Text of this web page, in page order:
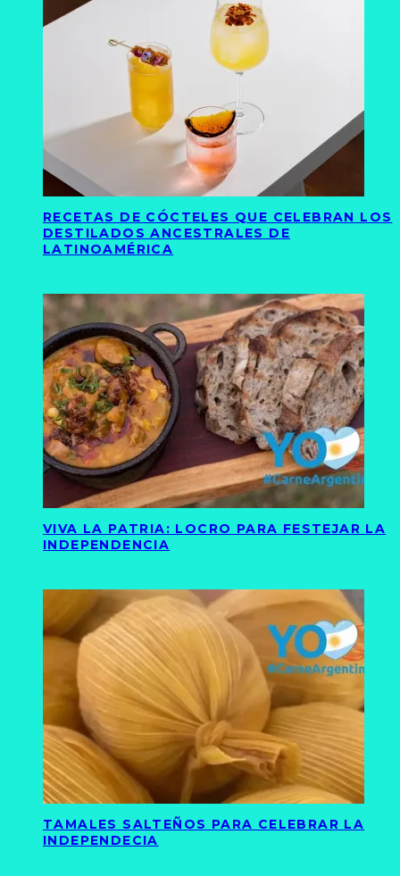
RECETAS DE CÓCTELES QUE CELEBRAN LOS
DESTILADOS ANCESTRALES DE
LATINOAMÉRICA
VIVA LA PATRIA: LOCRO PARA FESTEJAR LA
INDEPENDENCIA
TAMALES SALTEÑOS PARA CELEBRAR LA
INDEPENDECIA